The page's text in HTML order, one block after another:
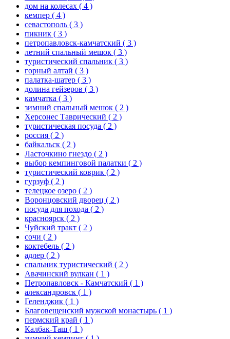
дом на колесах ( 4 )
кемпер ( 4 )
севастополь ( 3 )
пикник ( 3 )
петропавловск-камчатский ( 3 )
летний спальный мешок ( 3 )
туристический спальник ( 3 )
горный алтай ( 3 )
палатка-шатер ( 3 )
долина гейзеров ( 3 )
камчатка ( 3 )
зимний спальный мешок ( 2 )
Херсонес Таврический ( 2 )
туристическая посуда ( 2 )
россия ( 2 )
байкальск ( 2 )
Ласточкино гнездо ( 2 )
выбор кемпинговой палатки ( 2 )
туристический коврик ( 2 )
гурзуф ( 2 )
телецкое озеро ( 2 )
Воронцовский дворец ( 2 )
посуда для похода ( 2 )
красноярск ( 2 )
Чуйский тракт ( 2 )
сочи ( 2 )
коктебель ( 2 )
адлер ( 2 )
спальник туристический ( 2 )
Авачинский вулкан ( 1 )
Петропавловск - Камчатский ( 1 )
александровск ( 1 )
Геленджик ( 1 )
Благовещенский мужской монастырь ( 1 )
пермский край ( 1 )
Калбак-Таш ( 1 )